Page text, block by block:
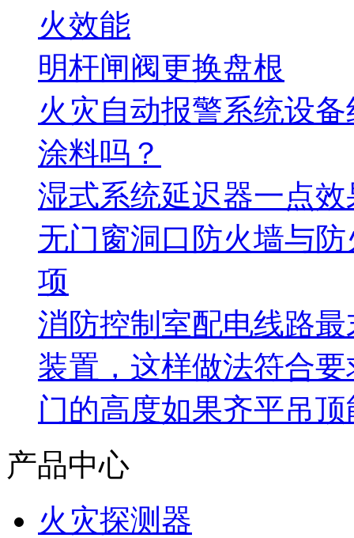
火效能
明杆闸阀更换盘根
火灾自动报警系统设
涂料吗？
湿式系统延迟器一点
无门窗洞口防火墙与
项
消防控制室配电线路
装置，这样做法符合
门的高度如果齐平吊
产品中心
火灾探测器